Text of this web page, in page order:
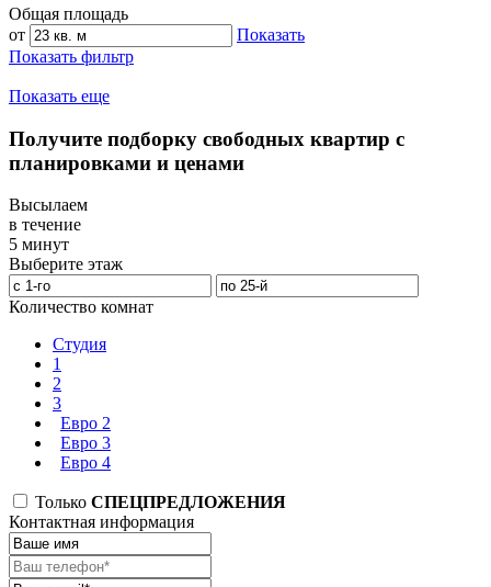
Общая площадь
от
Показать
Показать фильтр
Показать еще
Получите подборку свободных квартир с
планировками и ценами
Высылаем
в течение
5 минут
Выберите этаж
Количество комнат
Студия
1
2
3
Евро 2
Евро 3
Евро 4
Только СПЕЦПРЕДЛОЖЕНИЯ
Контактная информация